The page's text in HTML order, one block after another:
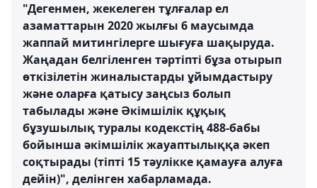
"Дегенмен, жекелеген тұлғалар ел
азаматтарын 2020 жылғы 6 маусымда
жаппай митингілерге шығуға шақыруда.
Жаңадан белгіленген тәртіпті бұза отырып
өткізілетін жиналыстарды ұйымдастыру
және оларға қатысу заңсыз болып
табылады және Әкімшілік құқық
бұзушылық туралы кодекстің 488-бабы
бойынша әкімшілік жауаптылыққа әкеп
соқтырады (тіпті 15 тәулікке қамауға алуға
дейін)", делінген хабарламада.